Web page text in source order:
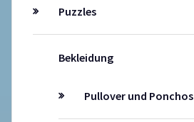
Puzzles
Bekleidung
Pullover und Ponchos